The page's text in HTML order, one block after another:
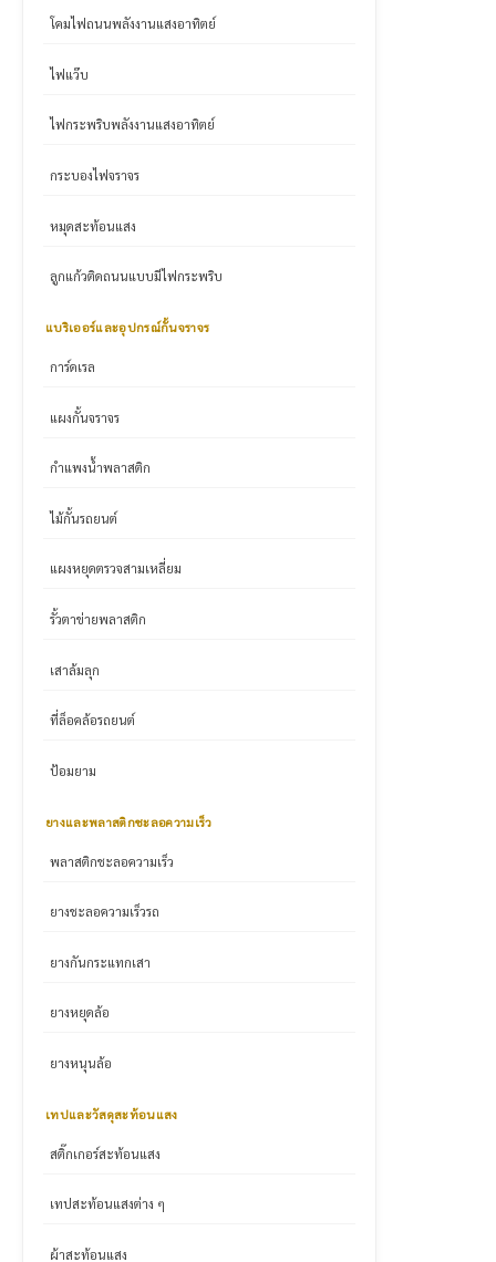
โคมไฟถนนพลังงานแสงอาทิตย์
ไฟแว๊บ
ไฟกระพริบพลังงานแสงอาทิตย์
กระบองไฟจราจร
หมุดสะท้อนแสง
ลูกแก้วติดถนนแบบมีไฟกระพริบ
แบริเออร์และอุปกรณ์กั้นจราจร
การ์ดเรล
แผงกั้นจราจร
กำแพงน้ำพลาสติก
ไม้กั้นรถยนต์
แผงหยุดตรวจสามเหลี่ยม
รั้วตาข่ายพลาสติก
เสาล้มลุก
ที่ล็อคล้อรถยนต์
ป้อมยาม
ยางและพลาสติกชะลอความเร็ว
พลาสติกชะลอความเร็ว
ยางชะลอความเร็วรถ
ยางกันกระแทกเสา
ยางหยุดล้อ
ยางหนุนล้อ
เทปและวัสดุสะท้อนแสง
สติ๊กเกอร์สะท้อนแสง
เทปสะท้อนแสงต่าง ๆ
ผ้าสะท้อนแสง